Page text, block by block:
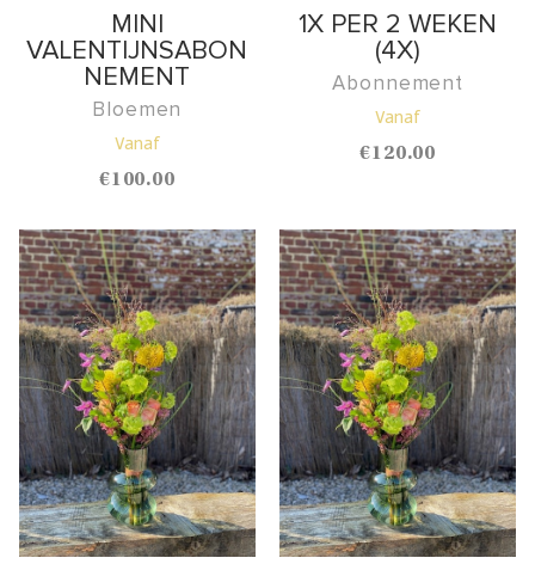
MINI
VALENTIJNSABON
NEMENT
Bloemen
Vanaf
€100.00
1X PER 2 WEKEN
(4X)
Abonnement
Vanaf
€120.00